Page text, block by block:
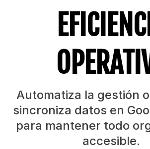
Automatiza la gestión
sincroniza datos en
para mantener todo
accesible.